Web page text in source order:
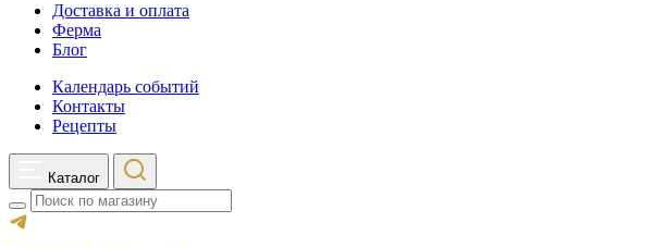
Доставка и оплата
Ферма
Блог
Календарь событий
Контакты
Рецепты
Каталог
Search